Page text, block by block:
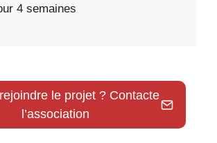
4 semaines
le projet ? Contacte
l’association